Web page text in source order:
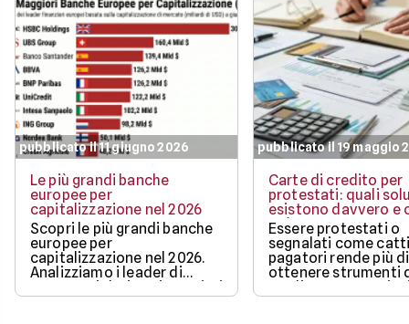
pubblicato il 11 giugno 2026
Le più grandi banche
europee per
capitalizzazione nel 2026
Scopri le più grandi banche
europee per
capitalizzazione nel 2026.
Analizziamo i leader di
mercato, i dati aggiornati e i
fattori chiave che guidano il
pubblicato il 19 maggio
Carte di credito per
protestati: quali
esistono davvero e
può ottenere
Essere protestati o
segnalati come
pagatori rende più
ottenere strumenti
credito, ma non
restare